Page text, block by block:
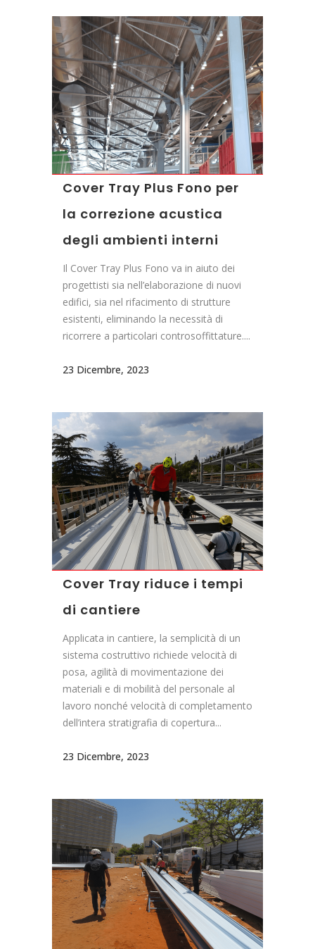
Cover Tray Plus Fono per
la correzione acustica
degli ambienti interni
Il Cover Tray Plus Fono va in aiuto dei
progettisti sia nell’elaborazione di nuovi
edifici, sia nel rifacimento di strutture
esistenti, eliminando la necessità di
ricorrere a particolari controsoffittature....
23 Dicembre, 2023
Cover Tray riduce i tempi
di cantiere
Applicata in cantiere, la semplicità di un
sistema costruttivo richiede velocità di
posa, agilità di movimentazione dei
materiali e di mobilità del personale al
lavoro nonché velocità di completamento
dell’intera stratigrafia di copertura...
23 Dicembre, 2023